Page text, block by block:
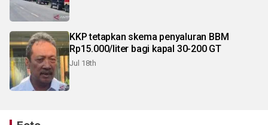
KKP tetapkan skema penyaluran BBM
Rp15.000/liter bagi kapal 30-200 GT
Jul 18th